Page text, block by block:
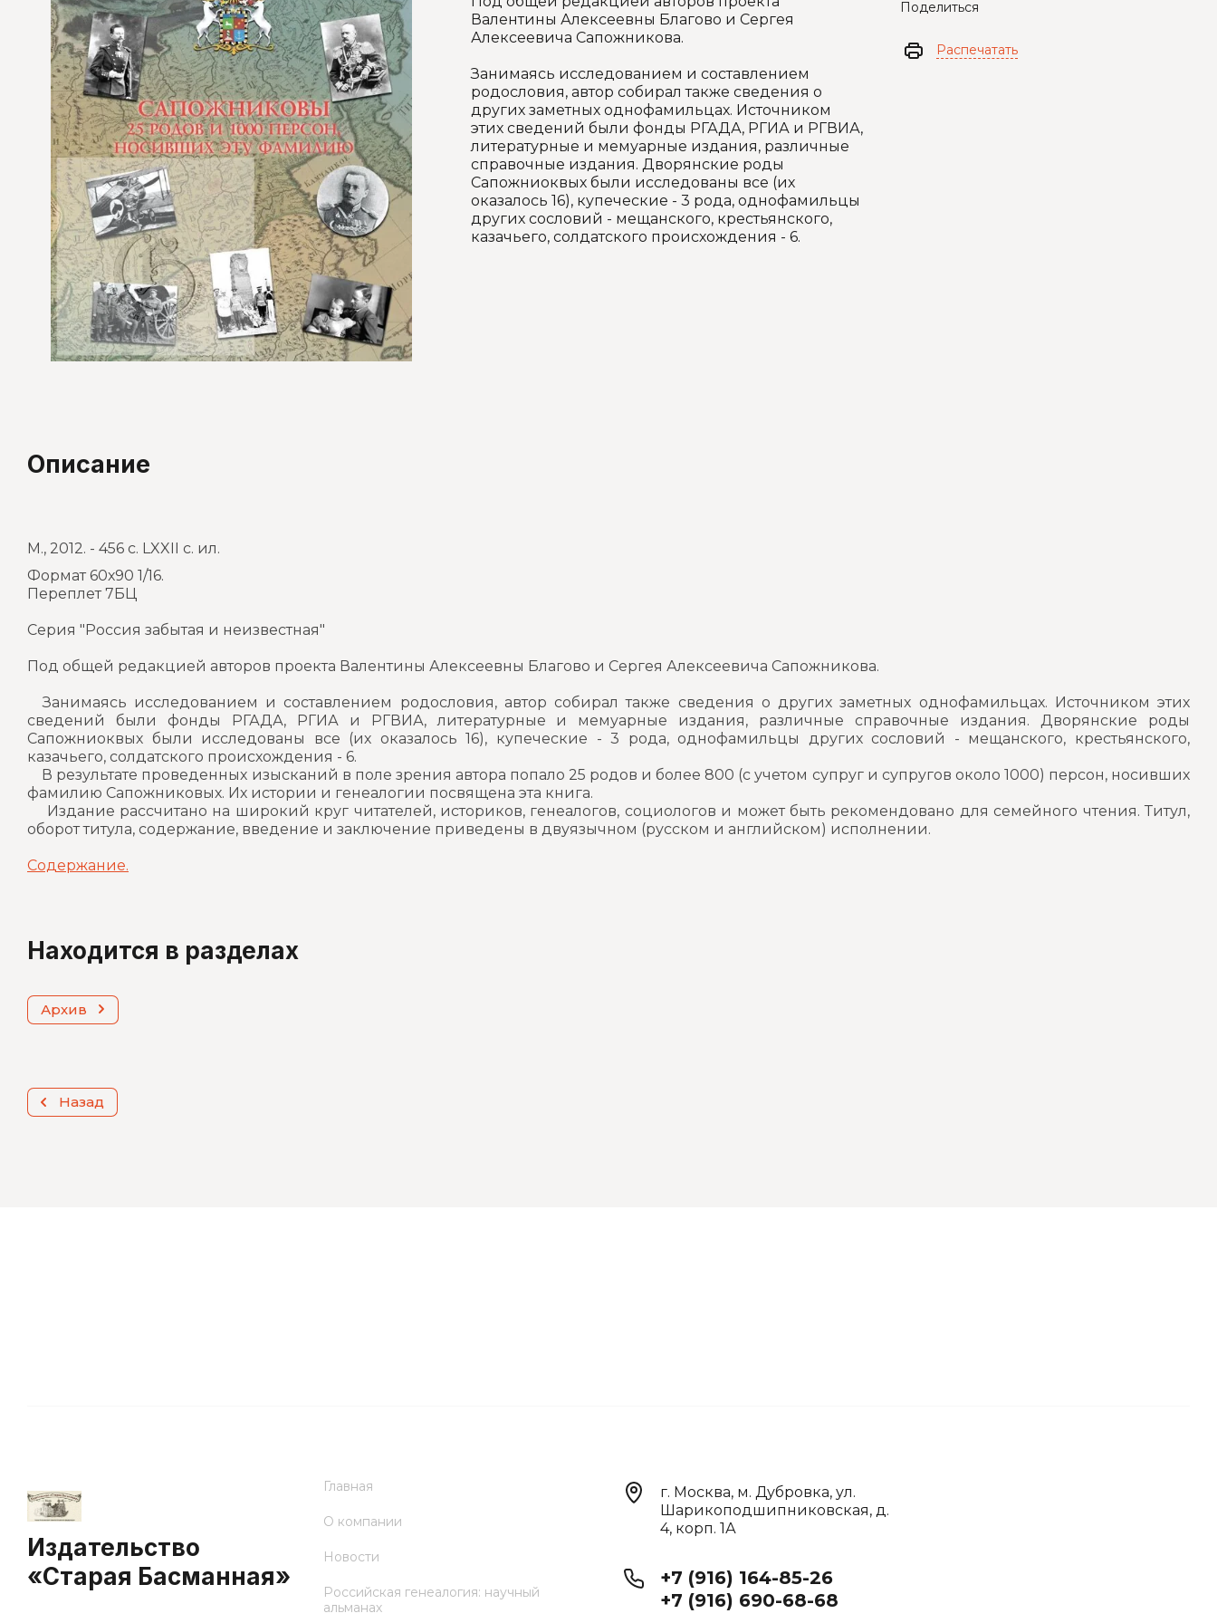
Валентины Алексеевны Благово и Сергея
Алексеевича Сапожникова.
Занимаясь исследованием и составлением
родословия, автор собирал также сведения о
других заметных однофамильцах. Источником
этих сведений были фонды РГАДА, РГИА и РГВИА,
литературные и мемуарные издания, различные
справочные издания. Дворянские роды
Сапожниоквых были исследованы все (их
оказалось 16), купеческие - 3 рода, однофамильцы
других сословий - мещанского, крестьянского,
казачьего, солдатского происхождения - 6.
Поделиться
Распечатать
Описание
М., 2012. - 456 с. LXXII с. ил.
Формат 60х90 1/16.
Переплет 7БЦ
Серия "Россия забытая и неизвестная"
Под общей редакцией авторов проекта Валентины Алексеевны Благово и Сергея Алексеевича Сапожникова.
Занимаясь исследованием и составлением родословия, автор собирал также сведения о других заметных однофамильцах. Источником этих
сведений были фонды РГАДА, РГИА и РГВИА, литературные и мемуарные издания, различные справочные издания. Дворянские роды
Сапожниоквых были исследованы все (их оказалось 16), купеческие - 3 рода, однофамильцы других сословий - мещанского, крестьянского,
казачьего, солдатского происхождения - 6.
В результате проведенных изысканий в поле зрения автора попало 25 родов и более 800 (с учетом супруг и супругов около 1000) персон, носивших
фамилию Сапожниковых. Их истории и генеалогии посвящена эта книга.
Издание рассчитано на широкий круг читателей, историков, генеалогов, социологов и может быть рекомендовано для семейного чтения. Титул,
оборот титула, содержание, введение и заключение приведены в двуязычном (русском и английском) исполнении.
Содержание.
Находится в разделах
Архив
Назад
Издательство
«Старая Басманная»
Главная
О компании
Новости
Российская генеалогия: научный
альманах
г. Москва, м. Дубровка, ул.
Шарикоподшипниковская, д.
4, корп. 1А
+7 (916) 164-85-26
+7 (916) 690-68-68